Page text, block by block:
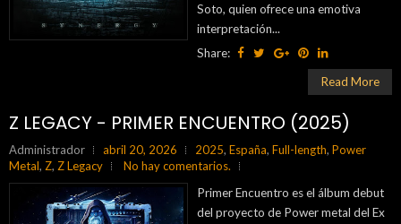
Soto, quien ofrece una emotiva
interpretación...
Share:
Read More
Z LEGACY - PRIMER ENCUENTRO (2025)
Administrador abril 20, 2026 2025, España, Full-length, Power
Metal, Z, Z Legacy
No hay comentarios.
Primer Encuentro es el álbum debut
del proyecto de Power metal del Ex